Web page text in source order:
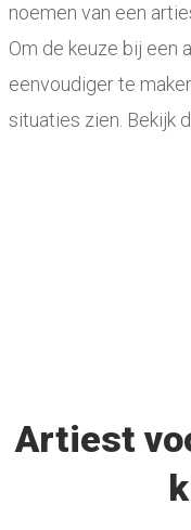
noemen van een
Om de keuze bij een
eenvoudiger te
situaties zien. Bekijk
Artiest